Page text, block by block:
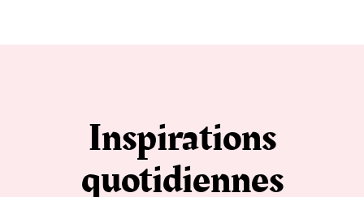
Inspirations
quotidiennes